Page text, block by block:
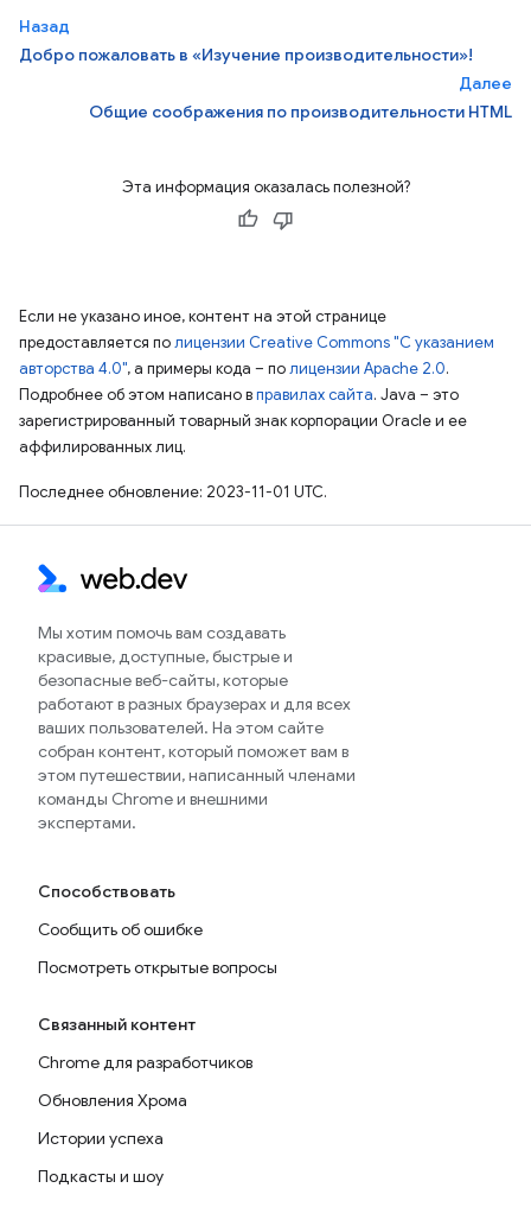
Назад
Добро пожаловать в «Изучение производительности»!
Далее
Общие соображения по производительности HTML
Эта информация оказалась полезной?
Если не указано иное, контент на этой странице
предоставляется полицензии Creative Commons "С указанием
авторства 4.0", а примеры кода – полицензии Apache 2.0.
Подробнее об этом написано вправилах сайта. Java – это
зарегистрированный товарный знак корпорации Oracle и ее
аффилированных лиц.
Последнее обновление: 2023-11-01 UTC.
Мы хотим помочь вам создавать
красивые, доступные, быстрые и
безопасные веб-сайты, которые
работают в разных браузерах и для всех
ваших пользователей. На этом сайте
собран контент, который поможет вам в
этом путешествии, написанный членами
команды Chrome и внешними
экспертами.
Способствовать
Сообщить об ошибке
Посмотреть открытые вопросы
Связанный контент
Chrome для разработчиков
Обновления Хрома
Истории успеха
Подкасты и шоу